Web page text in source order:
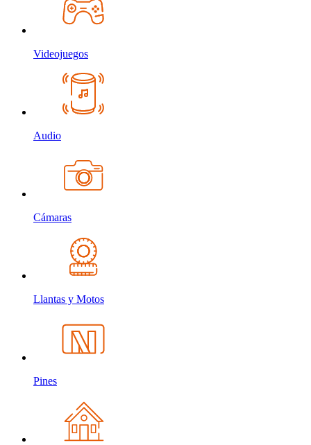
Videojuegos
Audio
Cámaras
Llantas y Motos
Pines